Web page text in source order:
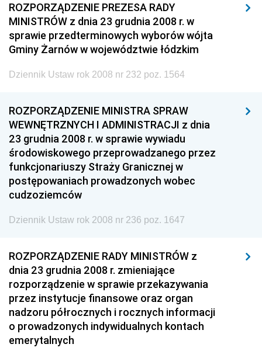
ROZPORZĄDZENIE PREZESA RADY
MINISTRÓW z dnia 23 grudnia 2008 r. w
sprawie przedterminowych wyborów wójta
Gminy Żarnów w województwie łódzkim
Dziennik Ustaw rok 2008 nr 232 poz. 1564
ROZPORZĄDZENIE MINISTRA SPRAW
WEWNĘTRZNYCH I ADMINISTRACJI z dnia
23 grudnia 2008 r. w sprawie wywiadu
środowiskowego przeprowadzanego przez
funkcjonariuszy Straży Granicznej w
postępowaniach prowadzonych wobec
cudzoziemców
Dziennik Ustaw rok 2008 nr 236 poz. 1647
ROZPORZĄDZENIE RADY MINISTRÓW z
dnia 23 grudnia 2008 r. zmieniające
rozporządzenie w sprawie przekazywania
przez instytucje finansowe oraz organ
nadzoru półrocznych i rocznych informacji
o prowadzonych indywidualnych kontach
emerytalnych